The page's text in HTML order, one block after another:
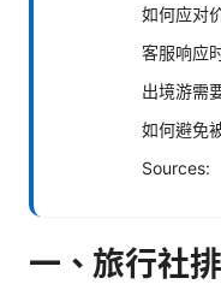
如何应对
客服响应
出境游需
如何避免
Sources:
一、旅行社